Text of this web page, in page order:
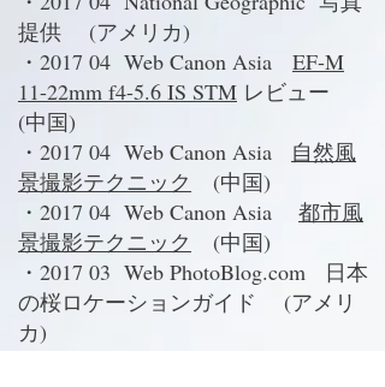
提供 (アメリカ)
・2017 04 Web Canon Asia EF-M
11-22mm f4-5.6 IS STM レビュー
(中国)
・2017 04 Web Canon Asia 自然風
景撮影テクニック
(中国)
・2017 04 Web Canon Asia 都市風
景撮影テクニック
(中国)
・2017 03 Web PhotoBlog.com 日本
の桜ロケーションガイド (アメリ
カ)